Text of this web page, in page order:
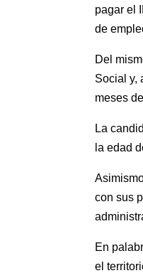
pagar el
de
Del
Social y,
meses
La
la edad
con sus
En
el